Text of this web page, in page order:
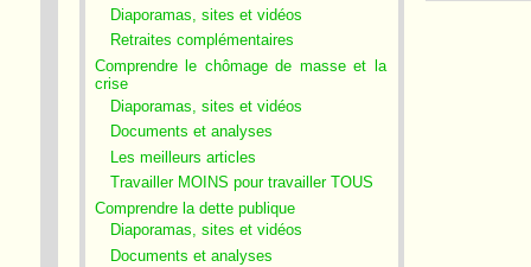
Diaporamas, sites et vidéos
Retraites complémentaires
Comprendre le chômage de masse et la
crise
Diaporamas, sites et vidéos
Documents et analyses
Les meilleurs articles
Travailler MOINS pour travailler TOUS
Comprendre la dette publique
Diaporamas, sites et vidéos
Documents et analyses